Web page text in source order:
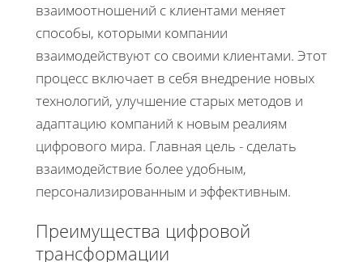
взаимоотношений с клиентами меняет
способы, которыми компании
взаимодействуют со своими клиентами. Этот
процесс включает в себя внедрение новых
технологий, улучшение старых методов и
адаптацию компаний к новым реалиям
цифрового мира. Главная цель - сделать
взаимодействие более удобным,
персонализированным и эффективным.
Преимущества цифровой
трансформации